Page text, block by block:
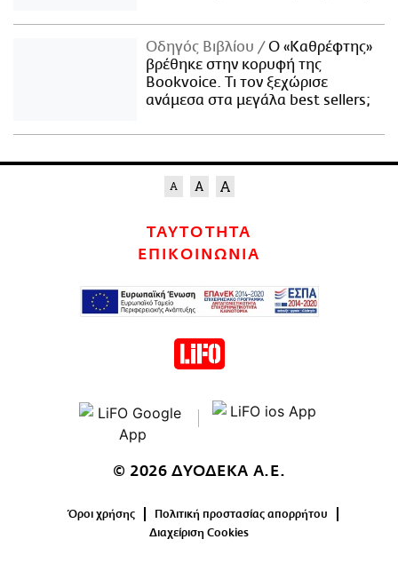
Οδηγός Βιβλίου
Ο «Καθρέφτης»
βρέθηκε στην κορυφή της
Bookvoice. Τι τον ξεχώρισε
ανάμεσα στα μεγάλα best sellers;
ΤΑΥΤΟΤΗΤΑ
ΕΠΙΚΟΙΝΩΝΙΑ
© 2026 ΔΥΟΔΕΚΑ Α.Ε.
Όροι χρήσης
Πολιτική προστασίας απορρήτου
Διαχείριση Cookies